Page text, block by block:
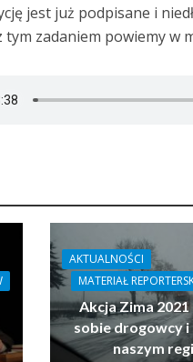
jest już podpisane i
tym zadaniem powiemy w
AKTUALNOŚCI
MATERIAŁ
Akcja Zima
sobie drogowcy
naszym